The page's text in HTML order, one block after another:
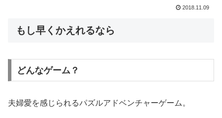
2018.11.09
もし早くかえれるなら
どんなゲーム？
夫婦愛を感じられるパズルアドベンチャーゲーム。